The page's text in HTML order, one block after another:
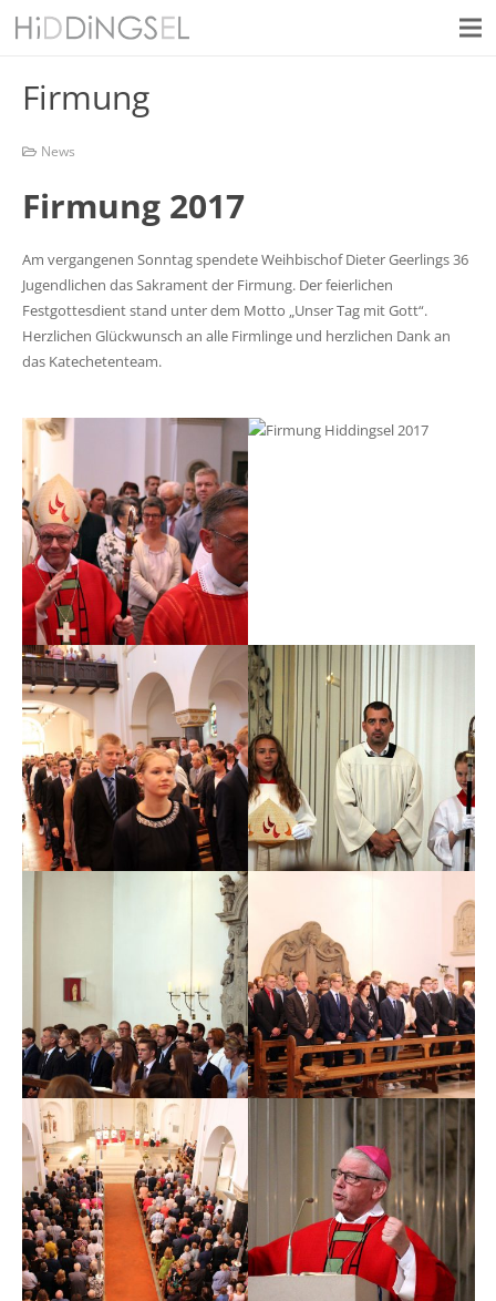
Firmung
News
Firmung 2017
Am vergangenen Sonntag spendete Weihbischof Dieter Geerlings 36
Jugendlichen das Sakrament der Firmung. Der feierlichen
Festgottesdient stand unter dem Motto „Unser Tag mit Gott“.
Herzlichen Glückwunsch an alle Firmlinge und herzlichen Dank an
das Katechetenteam.